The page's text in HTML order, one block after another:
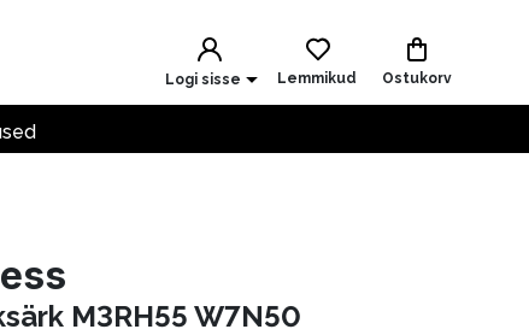
Logi sisse Lemmikud Ostukorv
M3RH55 W7N50